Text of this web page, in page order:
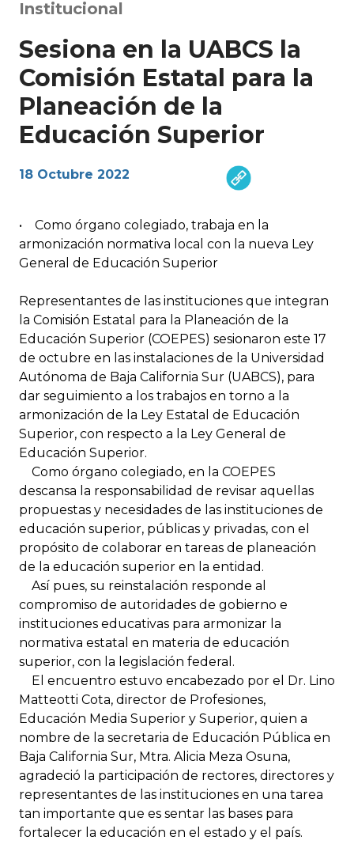
Institucional
Sesiona en la UABCS la
Comisión Estatal para la
Planeación de la
Educación Superior
18 Octubre 2022
• Como órgano colegiado, trabaja en la
armonización normativa local con la nueva Ley
General de Educación Superior
Representantes de las instituciones que integran
la Comisión Estatal para la Planeación de la
Educación Superior (COEPES) sesionaron este 17
de octubre en las instalaciones de la Universidad
Autónoma de Baja California Sur (UABCS), para
dar seguimiento a los trabajos en torno a la
armonización de la Ley Estatal de Educación
Superior, con respecto a la Ley General de
Educación Superior.
Como órgano colegiado, en la COEPES
descansa la responsabilidad de revisar aquellas
propuestas y necesidades de las instituciones de
educación superior, públicas y privadas, con el
propósito de colaborar en tareas de planeación
de la educación superior en la entidad.
Así pues, su reinstalación responde al
compromiso de autoridades de gobierno e
instituciones educativas para armonizar la
normativa estatal en materia de educación
superior, con la legislación federal.
El encuentro estuvo encabezado por el Dr. Lino
Matteotti Cota, director de Profesiones,
Educación Media Superior y Superior, quien a
nombre de la secretaria de Educación Pública en
Baja California Sur, Mtra. Alicia Meza Osuna,
agradeció la participación de rectores, directores y
representantes de las instituciones en una tarea
tan importante que es sentar las bases para
fortalecer la educación en el estado y el país.